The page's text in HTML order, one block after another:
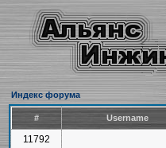
Индекс форума
# Username
11792